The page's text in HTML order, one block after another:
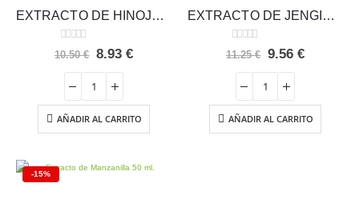
EXTRACTO DE HINOJO Integralia
0out of 5
10.50€ El
era:
10.50 €.
8.93 €El
8.93 €.
AÑADIR AL CARRITO
EXTRACTO DE JENGIBRE Integralia
0 out of 5
11.25€ El
era:
11.25 €.
9.56 €El
9.56 €.
AÑADIR AL CARRITO
-15%